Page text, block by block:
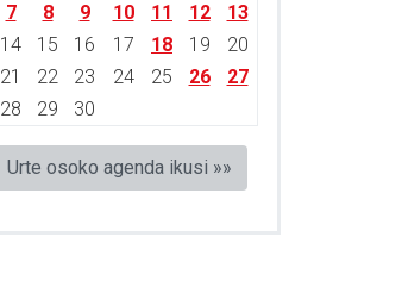
7
8 9 10 11 12
13
14
15 16 17 18 19
20
21
22 23 24 25 26
27
28
29 30
Urte osoko agenda ikusi »»